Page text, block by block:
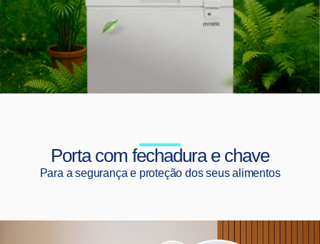
Porta com fechadura e chave
Para a segurança e proteção dos seus alimentos